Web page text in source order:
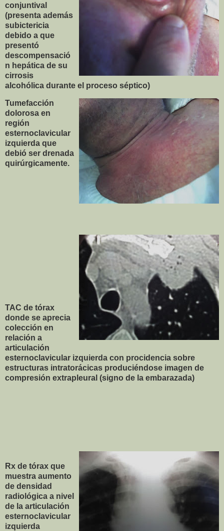
conjuntival
(presenta además
subictericia
debido a que
presentó
descompensació
n hepática de su
cirrosis
alcohólica durante el proceso séptico)
Tumefacción
dolorosa en
región
esternoclavicular
izquierda que
debió ser drenada
quirúrgicamente.
TAC de tórax
donde se aprecia
colección en
relación a
articulación
esternoclavicular izquierda con procidencia sobre
estructuras intratorácicas produciéndose imagen de
compresión extrapleural (signo de la embarazada)
Rx de tórax que
muestra aumento
de densidad
radiológica a nivel
de la articulación
esternoclavicular
izquierda